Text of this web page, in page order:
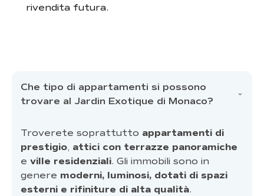
rivendita futura.
Che tipo di appartamenti si possono
trovare al Jardin Exotique di Monaco?
Troverete soprattutto appartamenti di
prestigio, attici con terrazze panoramiche
e ville residenziali. Gli immobili sono in
genere moderni, luminosi, dotati di spazi
esterni e rifiniture di alta qualità.